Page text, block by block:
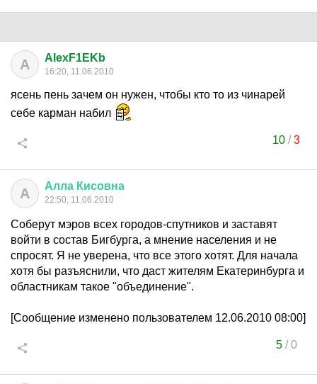
A AlexF1EKb
16:20, 11.06.2010
ясень пень зачем он нужен, чтобы кто то из чинарей
себе карман набил
10 /3
А Алла Кисовна
22:50, 11.06.2010
Соберут мэров всех городов-спутников и заставят
войти в состав Бигбурга, а мнение населения и не
спросят. Я не уверена, что все этого хотят. Для начала
хотя бы разъяснили, что даст жителям Екатеринбурга и
областникам такое "объединение".
[Сообщение изменено пользователем 12.06.2010 08:00]
5/0